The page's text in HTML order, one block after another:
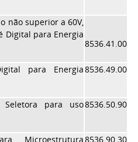
não superior a 60V,
Digital para Energia
8536.41.00
para Energia8536.49.00
Seletora para uso8536.50.90
Microestrutura8536.90.30